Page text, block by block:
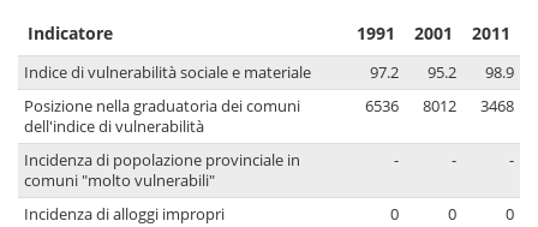
Indicatore 1991 2001 2011
Indice di vulnerabilità sociale e materiale 97.2 95.2
98.9
Posizione nella graduatoria dei comuni
dell'indice di vulnerabilità
6536 8012 3468
Incidenza di popolazione provinciale in
comuni "molto vulnerabili"
- - -
Incidenza di alloggi impropri 0 0
0